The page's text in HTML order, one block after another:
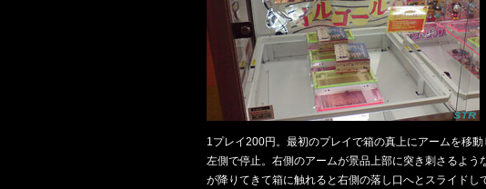
1プレイ200円。最初のプレイで箱の真上にアームを移
左側で停止。右側のアームが景品上部に突き刺さるよ
が降りてきて箱に触れると右側の落し口へとスライドし